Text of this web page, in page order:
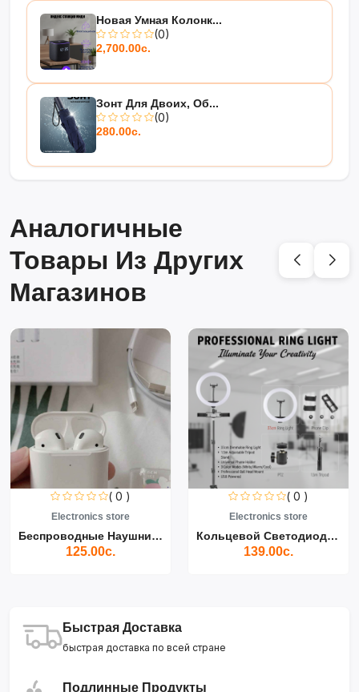
Новая Умная Колонк...
(0)
2,700.00с.
Зонт Для Двоих, Об...
(0)
280.00с.
Аналогичные
Товары Из Других
Магазинов
( 0 )
Electronics store
Беспроводные Наушники Air...
125.00с.
( 0 )
Electronics store
Кольцевой Светодиодный Св...
139.00с.
Быстрая Доставка
быстрая доставка по всей стране
Подлинные Продукты